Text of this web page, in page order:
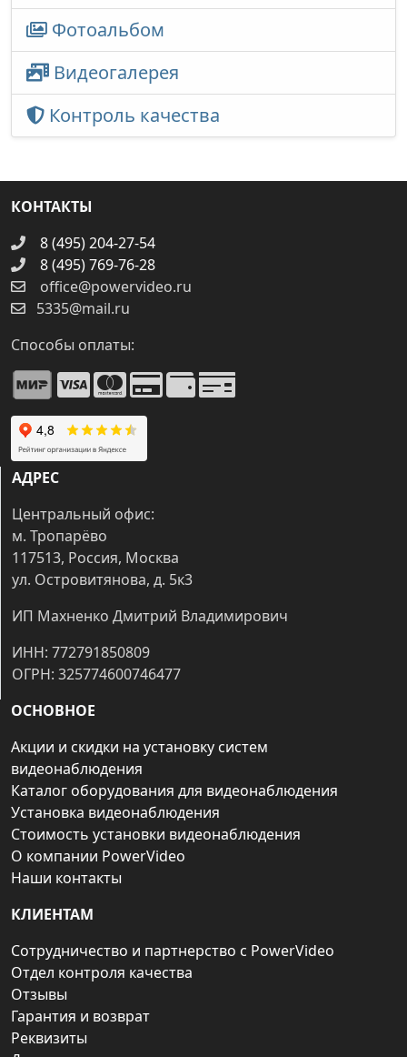
Фотоальбом
Видеогалерея
Контроль качества
КОНТАКТЫ
8 (495) 204-27-54
8 (495) 769-76-28
office@powervideo.ru
5335@mail.ru
Способы оплаты:
АДРЕС
Центральный офис:
м. Тропарёво
117513, Россия, Москва
ул. Островитянова, д. 5к3
ИП Махненко Дмитрий Владимирович
ИНН: 772791850809
ОГРН: 325774600746477
ОСНОВНОЕ
Акции и скидки на установку систем
видеонаблюдения
Каталог оборудования для видеонаблюдения
Установка видеонаблюдения
Стоимость установки видеонаблюдения
О компании PowerVideo
Наши контакты
КЛИЕНТАМ
Сотрудничество и партнерство с PowerVideo
Отдел контроля качества
Отзывы
Гарантия и возврат
Реквизиты